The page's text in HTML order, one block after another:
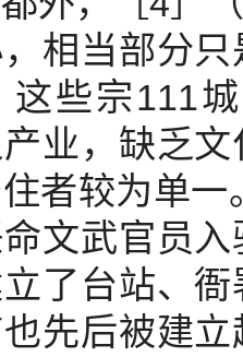
相当部分
这些宗111
业，缺乏
者较为单
文武官员
了台站、
先后被建